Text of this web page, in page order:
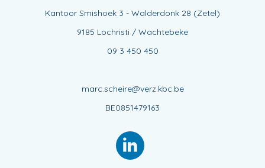
Kantoor Smishoek 3 - Walderdonk 28 (Zetel)
9185 Lochristi / Wachtebeke
09 3 450 450
marc.scheire@verz.kbc.be
BE0851479163